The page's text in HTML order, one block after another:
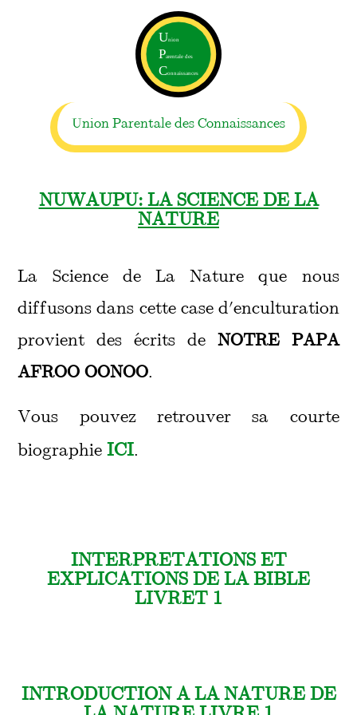
Union Parentale des Connaissances
NUWAUPU: LA SCIENCE DE LA
NATURE
La Science de La Nature que nous
diffusons dans cette case d'enculturation
provient des écrits de NOTRE PAPA
AFROO OONOO.
Vous pouvez retrouver sa courte
biographieICI.
INTERPRETATIONS ET
EXPLICATIONS DE LA BIBLE
LIVRET 1
INTRODUCTION A LA NATURE DE